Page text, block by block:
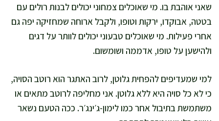
שאני אוהבת בו. מי שאוכלים צמחוני יכולים לבנות רולים עם
בטטה, אבוקדו, ירקות וטופו, ולקבל ארוחה שמחזיקה יפה גם
אחרי פעילות. מי שאוכלים טבעוני יכולים לוותר על דגים
ולהישען על טופו, אדממה ושומשום.
למי שמעדיפים להפחית גלוטן, לרוב האתגר הוא רוטב הסויה,
כי לא כל סויה היא ללא גלוטן. אני מחליפה לרוטב מתאים או
משתמשת בתיבול אחר כמו לימון-ג׳ינג׳ר. ככה הטעם נשאר